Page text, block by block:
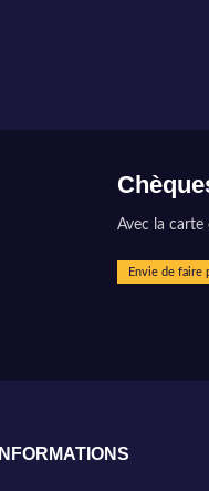
Avec la carte
Envie de faire
INFORMATIONS